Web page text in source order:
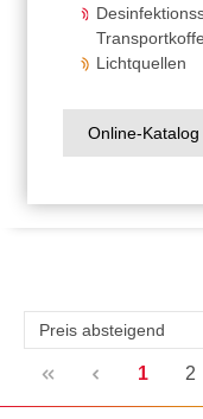
Lichtquellen
Online-
Seite
1 2